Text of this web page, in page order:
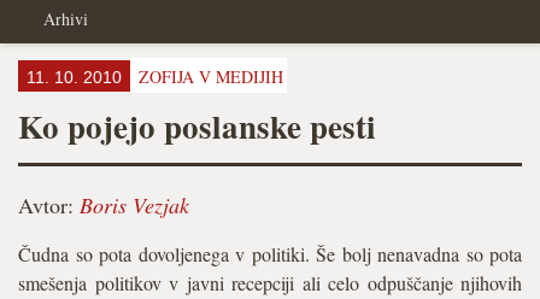
Arhivi
11. 10. 2010 ZOFIJA V MEDIJIH
Ko pojejo poslanske pesti
Avtor: Boris Vezjak
Čudna so pota dovoljenega v politiki. Še bolj nenavadna so pota
smešenja politikov v javni recepciji ali celo odpuščanje njihovih